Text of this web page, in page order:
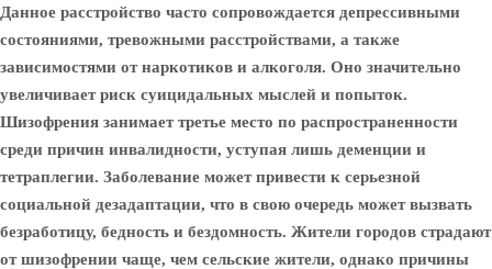
Данное расстройство часто сопровождается депрессивными
состояниями, тревожными расстройствами, а также
зависимостями от наркотиков и алкоголя. Оно значительно
увеличивает риск суицидальных мыслей и попыток.
Шизофрения занимает третье место по распространенности
среди причин инвалидности, уступая лишь деменции и
тетраплегии. Заболевание может привести к серьезной
социальной дезадаптации, что в свою очередь может вызвать
безработицу, бедность и бездомность. Жители городов страдают
от шизофрении чаще, чем сельские жители, однако причины